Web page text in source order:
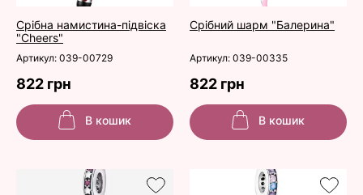
Срібна намистина-підвіска
"Cheers"
Срібний шарм "Балерина"
Артикул: 039-00729 Артикул: 039-00335
822 грн 822 грн
В кошик В кошик